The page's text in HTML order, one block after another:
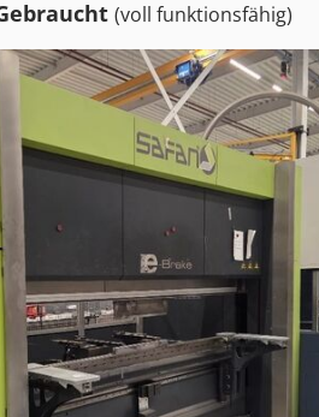
(voll funktionsfähig)